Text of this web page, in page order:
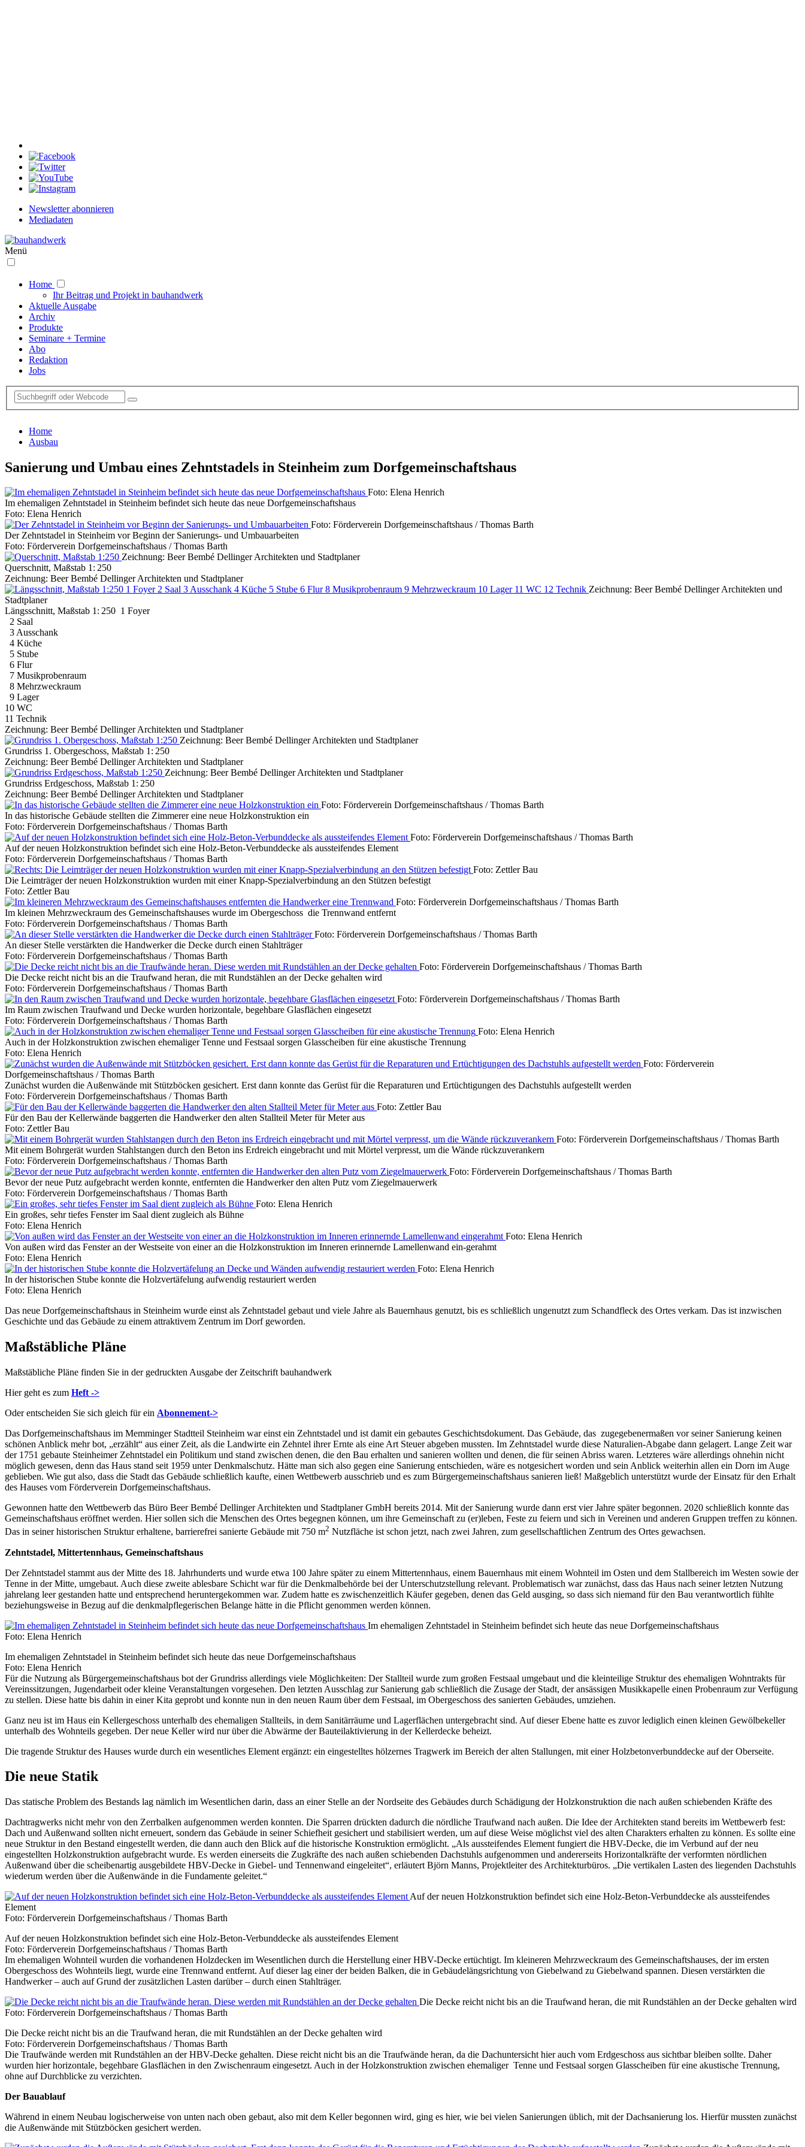
Newsletter abonnieren
Mediadaten
Menü
Home
Ihr Beitrag und Projekt in bauhandwerk
Aktuelle Ausgabe
Archiv
Produkte
Seminare + Termine
Abo
Redaktion
Jobs
Home
Ausbau
Sanierung und Umbau eines Zehntstadels in Steinheim zum Dorfgemeinschaftshaus
Foto: Elena Henrich
Im ehemaligen Zehntstadel in Steinheim befindet sich heute das neue Dorfgemeinschaftshaus
Foto: Elena Henrich
Foto: Förderverein Dorfgemeinschaftshaus / Thomas Barth
Der Zehntstadel in Steinheim vor Beginn der Sanierungs- und Umbauarbeiten
Foto: Förderverein Dorfgemeinschaftshaus / Thomas Barth
Zeichnung: Beer Bembé Dellinger Architekten und Stadtplaner
Querschnitt, Maßstab 1: 250
Zeichnung: Beer Bembé Dellinger Architekten und Stadtplaner
Zeichnung: Beer Bembé Dellinger Architekten und
Stadtplaner
Längsschnitt, Maßstab 1: 250 1 Foyer
2 Saal
3 Ausschank
4 Küche
5 Stube
6 Flur
7 Musikprobenraum
8 Mehrzweckraum
9 Lager
10 WC
11 Technik
Zeichnung: Beer Bembé Dellinger Architekten und Stadtplaner
Zeichnung: Beer Bembé Dellinger Architekten und Stadtplaner
Grundriss 1. Obergeschoss, Maßstab 1: 250
Zeichnung: Beer Bembé Dellinger Architekten und Stadtplaner
Zeichnung: Beer Bembé Dellinger Architekten und Stadtplaner
Grundriss Erdgeschoss, Maßstab 1: 250
Zeichnung: Beer Bembé Dellinger Architekten und Stadtplaner
Foto: Förderverein Dorfgemeinschaftshaus / Thomas Barth
In das historische Gebäude stellten die Zimmerer eine neue Holzkonstruktion ein
Foto: Förderverein Dorfgemeinschaftshaus / Thomas Barth
Foto: Förderverein Dorfgemeinschaftshaus / Thomas Barth
Auf der neuen Holzkonstruktion befindet sich eine Holz-Beton-Verbunddecke als aussteifendes Element
Foto: Förderverein Dorfgemeinschaftshaus / Thomas Barth
Foto: Zettler Bau
Die Leimträger der neuen Holzkonstruktion wurden mit einer Knapp-Spezialverbindung an den Stützen befestigt
Foto: Zettler Bau
Foto: Förderverein Dorfgemeinschaftshaus / Thomas Barth
Im kleinen Mehrzweckraum des Gemeinschaftshauses wurde im Obergeschoss die Trennwand entfernt
Foto: Förderverein Dorfgemeinschaftshaus / Thomas Barth
Foto: Förderverein Dorfgemeinschaftshaus / Thomas Barth
An dieser Stelle verstärkten die Handwerker die Decke durch einen Stahlträger
Foto: Förderverein Dorfgemeinschaftshaus / Thomas Barth
Foto: Förderverein Dorfgemeinschaftshaus / Thomas Barth
Die Decke reicht nicht bis an die Traufwand heran, die mit Rundstählen an der Decke gehalten wird
Foto: Förderverein Dorfgemeinschaftshaus / Thomas Barth
Foto: Förderverein Dorfgemeinschaftshaus / Thomas Barth
Im Raum zwischen Traufwand und Decke wurden horizontale, begehbare Glasflächen eingesetzt
Foto: Förderverein Dorfgemeinschaftshaus / Thomas Barth
Foto: Elena Henrich
Auch in der Holzkonstruktion zwischen ehemaliger Tenne und Festsaal sorgen Glasscheiben für eine akustische Trennung
Foto: Elena Henrich
Foto: Förderverein
Dorfgemeinschaftshaus / Thomas Barth
Zunächst wurden die Außenwände mit Stützböcken gesichert. Erst dann konnte das Gerüst für die Reparaturen und Ertüchtigungen des Dachstuhls aufgestellt werden
Foto: Förderverein Dorfgemeinschaftshaus / Thomas Barth
Foto: Zettler Bau
Für den Bau der Kellerwände baggerten die Handwerker den alten Stallteil Meter für Meter aus
Foto: Zettler Bau
Foto: Förderverein Dorfgemeinschaftshaus / Thomas Barth
Mit einem Bohrgerät wurden Stahlstangen durch den Beton ins Erdreich eingebracht und mit Mörtel verpresst, um die Wände rückzuverankern
Foto: Förderverein Dorfgemeinschaftshaus / Thomas Barth
Foto: Förderverein Dorfgemeinschaftshaus / Thomas Barth
Bevor der neue Putz aufgebracht werden konnte, entfernten die Handwerker den alten Putz vom Ziegelmauerwerk
Foto: Förderverein Dorfgemeinschaftshaus / Thomas Barth
Foto: Elena Henrich
Ein großes, sehr tiefes Fenster im Saal dient zugleich als Bühne
Foto: Elena Henrich
Foto: Elena Henrich
Von außen wird das Fenster an der Westseite von einer an die Holzkonstruktion im Inneren erinnernde Lamellenwand ein-gerahmt
Foto: Elena Henrich
Foto: Elena Henrich
In der historischen Stube konnte die Holzvertäfelung aufwendig restauriert werden
Foto: Elena Henrich
Das neue Dorfgemeinschaftshaus in Steinheim wurde einst als Zehntstadel gebaut und viele Jahre als Bauernhaus genutzt, bis es schließlich ungenutzt zum Schandfleck des Ortes verkam. Das ist inzwischen
Geschichte und das Gebäude zu einem attraktivem Zentrum im Dorf geworden.
Maßstäbliche Pläne
Maßstäbliche Pläne finden Sie in der gedruckten Ausgabe der Zeitschrift bauhandwerk
Hier geht es zum Heft ->
Oder entscheiden Sie sich gleich für ein Abonnement->
Das Dorfgemeinschaftshaus im Memminger Stadtteil Steinheim war einst ein Zehntstadel und ist damit ein gebautes Geschichtsdokument. Das Gebäude, das zugegebenermaßen vor seiner Sanierung keinen
schönen Anblick mehr bot, „erzählt“ aus einer Zeit, als die Landwirte ein Zehntel ihrer Ernte als eine Art Steuer abgeben mussten. Im Zehntstadel wurde diese Naturalien-Abgabe dann gelagert. Lange Zeit war
der 1751 gebaute Steinheimer Zehntstadel ein Politikum und stand zwischen denen, die den Bau erhalten und sanieren wollten und denen, die für seinen Abriss waren. Letzteres wäre allerdings ohnehin nicht
möglich gewesen, denn das Haus stand seit 1959 unter Denkmalschutz. Hätte man sich also gegen eine Sanierung entschieden, wäre es notgesichert worden und sein Anblick weiterhin allen ein Dorn im Auge
geblieben. Wie gut also, dass die Stadt das Gebäude schließlich kaufte, einen Wettbewerb ausschrieb und es zum Bürgergemeinschaftshaus sanieren ließ! Maßgeblich unterstützt wurde der Einsatz für den Erhalt
des Hauses vom Förderverein Dorfgemeinschaftshaus.
Gewonnen hatte den Wettbewerb das Büro Beer Bembé Dellinger Architekten und Stadtplaner GmbH bereits 2014. Mit der Sanierung wurde dann erst vier Jahre später begonnen. 2020 schließlich konnte das
Gemeinschaftshaus eröffnet werden. Hier sollen sich die Menschen des Ortes begegnen können, um ihre Gemeinschaft zu (er)leben, Feste zu feiern und sich in Vereinen und anderen Gruppen treffen zu können.
Das in seiner historischen Struktur erhaltene, barrierefrei sanierte Gebäude mit 750 m2 Nutzfläche ist schon jetzt, nach zwei Jahren, zum gesellschaftlichen Zentrum des Ortes gewachsen.
Zehntstadel, Mittertennhaus, Gemeinschaftshaus
Der Zehntstadel stammt aus der Mitte des 18. Jahrhunderts und wurde etwa 100 Jahre später zu einem Mittertennhaus, einem Bauernhaus mit einem Wohnteil im Osten und dem Stallbereich im Westen sowie der
Tenne in der Mitte, umgebaut. Auch diese zweite ablesbare Schicht war für die Denkmalbehörde bei der Unterschutzstellung relevant. Problematisch war zunächst, dass das Haus nach seiner letzten Nutzung
jahrelang leer gestanden hatte und entsprechend heruntergekommen war. Zudem hatte es zwischenzeitlich Käufer gegeben, denen das Geld ausging, so dass sich niemand für den Bau verantwortlich fühlte
beziehungsweise in Bezug auf die denkmalpflegerischen Belange hätte in die Pflicht genommen werden können.
Im ehemaligen Zehntstadel in Steinheim befindet sich heute das neue Dorfgemeinschaftshaus
Foto: Elena Henrich
Im ehemaligen Zehntstadel in Steinheim befindet sich heute das neue Dorfgemeinschaftshaus
Foto: Elena Henrich
Für die Nutzung als Bürgergemeinschaftshaus bot der Grundriss allerdings viele Möglichkeiten: Der Stallteil wurde zum großen Festsaal umgebaut und die kleinteilige Struktur des ehemaligen Wohntrakts für
Vereinssitzungen, Jugendarbeit oder kleine Veranstaltungen vorgesehen. Den letzten Ausschlag zur Sanierung gab schließlich die Zusage der Stadt, der ansässigen Musikkapelle einen Probenraum zur Verfügung
zu stellen. Diese hatte bis dahin in einer Kita geprobt und konnte nun in den neuen Raum über dem Festsaal, im Obergeschoss des sanierten Gebäudes, umziehen.
Ganz neu ist im Haus ein Kellergeschoss unterhalb des ehemaligen Stallteils, in dem Sanitärräume und Lagerflächen untergebracht sind. Auf dieser Ebene hatte es zuvor lediglich einen kleinen Gewölbekeller
unterhalb des Wohnteils gegeben. Der neue Keller wird nur über die Abwärme der Bauteilaktivierung in der Kellerdecke beheizt.
Die tragende Struktur des Hauses wurde durch ein wesentliches Element ergänzt: ein eingestelltes hölzernes Tragwerk im Bereich der alten Stallungen, mit einer Holzbetonverbunddecke auf der Oberseite.
Die neue Statik
Das statische Problem des Bestands lag nämlich im Wesentlichen darin, dass an einer Stelle an der Nordseite des Gebäudes durch Schädigung der Holzkonstruktion die nach außen schiebenden Kräfte des
Dachtragwerks nicht mehr von den Zerrbalken aufgenommen werden konnten. Die Sparren drückten dadurch die nördliche Traufwand nach außen. Die Idee der Architekten stand bereits im Wettbewerb fest:
Dach und Außenwand sollten nicht erneuert, sondern das Gebäude in seiner Schiefheit gesichert und stabilisiert werden, um auf diese Weise möglichst viel des alten Charakters erhalten zu können. Es sollte eine
neue Struktur in den Bestand eingestellt werden, die dann auch den Blick auf die historische Konstruktion ermöglicht. „Als aussteifendes Element fungiert die HBV-Decke, die im Verbund auf der neu
eingestellten Holzkonstruktion aufgebracht wurde. Es werden einerseits die Zugkräfte des nach außen schiebenden Dachstuhls aufgenommen und andererseits Horizontalkräfte der verformten nördlichen
Außenwand über die scheibenartig ausgebildete HBV-Decke in Giebel- und Tennenwand eingeleitet“, erläutert Björn Manns, Projektleiter des Architekturbüros. „Die vertikalen Lasten des liegenden Dachstuhls
wiederum werden über die Außenwände in die Fundamente geleitet.“
Auf der neuen Holzkonstruktion befindet sich eine Holz-Beton-Verbunddecke als aussteifendes
Element
Foto: Förderverein Dorfgemeinschaftshaus / Thomas Barth
Auf der neuen Holzkonstruktion befindet sich eine Holz-Beton-Verbunddecke als aussteifendes Element
Foto: Förderverein Dorfgemeinschaftshaus / Thomas Barth
Im ehemaligen Wohnteil wurden die vorhandenen Holzdecken im Wesentlichen durch die Herstellung einer HBV-Decke ertüchtigt. Im kleineren Mehrzweckraum des Gemeinschaftshauses, der im ersten
Obergeschoss des Wohnteils liegt, wurde eine Trennwand entfernt. Auf dieser lag einer der beiden Balken, die in Gebäudelängsrichtung von Giebelwand zu Giebelwand spannen. Diesen verstärkten die
Handwerker – auch auf Grund der zusätzlichen Lasten darüber – durch einen Stahlträger.
Die Decke reicht nicht bis an die Traufwand heran, die mit Rundstählen an der Decke gehalten wird
Foto: Förderverein Dorfgemeinschaftshaus / Thomas Barth
Die Decke reicht nicht bis an die Traufwand heran, die mit Rundstählen an der Decke gehalten wird
Foto: Förderverein Dorfgemeinschaftshaus / Thomas Barth
Die Traufwände werden mit Rundstählen an der HBV-Decke gehalten. Diese reicht nicht bis an die Traufwände heran, da die Dachuntersicht hier auch vom Erdgeschoss aus sichtbar bleiben sollte. Daher
wurden hier horizontale, begehbare Glasflächen in den Zwischenraum eingesetzt. Auch in der Holzkonstruktion zwischen ehemaliger Tenne und Festsaal sorgen Glasscheiben für eine akustische Trennung,
ohne auf Durchblicke zu verzichten.
Der Bauablauf
Während in einem Neubau logischerweise von unten nach oben gebaut, also mit dem Keller begonnen wird, ging es hier, wie bei vielen Sanierungen üblich, mit der Dachsanierung los. Hierfür mussten zunächst
die Außenwände mit Stützböcken gesichert werden.